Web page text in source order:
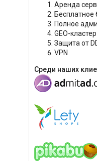
Аренда
Бесплатное
Полное
GEO-кластер
Защита от
VPN
Среди наших